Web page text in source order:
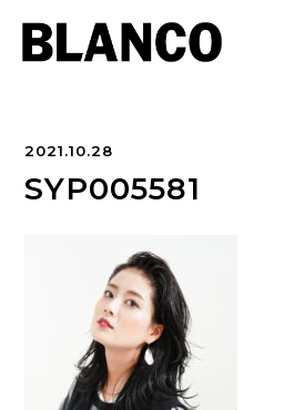
2021.10.28
SYP005581